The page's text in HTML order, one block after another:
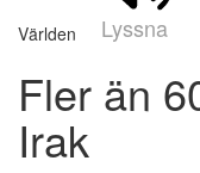
Lyssna
Världen
Fler än
Irak